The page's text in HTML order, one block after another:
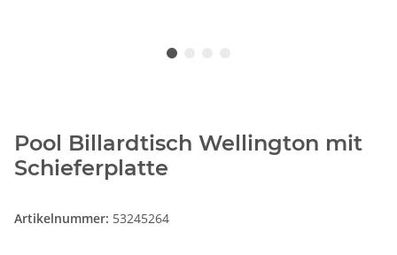
Pool Billardtisch Wellington mit
Schieferplatte
Artikelnummer: 53245264